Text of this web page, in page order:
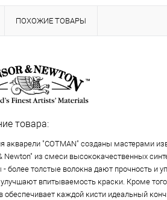
ПОХОЖИЕ ТОВАРЫ
товара:
акварели "COTMAN" созданы мастерами
Newton" из смеси высококачественных
более толстые волокна дают прочность и
впитываемость краски. Кроме
обеспечивает каждой кисти идеальный